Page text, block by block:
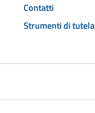
Contatti
Strumenti di tutela